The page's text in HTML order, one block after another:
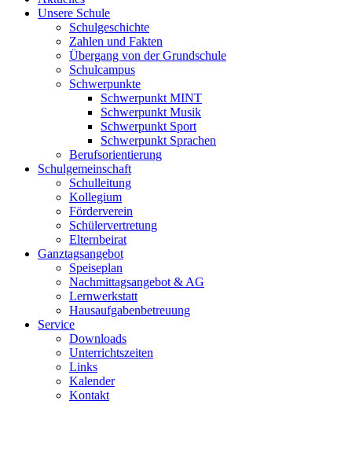
Unsere Schule
Schulgeschichte
Zahlen und Fakten
Übergang von der Grundschule
Schulcampus
Schwerpunkte
Schwerpunkt MINT
Schwerpunkt Musik
Schwerpunkt Sport
Schwerpunkt Sprachen
Berufsorientierung
Schulgemeinschaft
Schulleitung
Kollegium
Förderverein
Schülervertretung
Elternbeirat
Ganztagsangebot
Speiseplan
Nachmittagsangebot & AG
Lernwerkstatt
Hausaufgabenbetreuung
Service
Downloads
Unterrichtszeiten
Links
Kalender
Kontakt